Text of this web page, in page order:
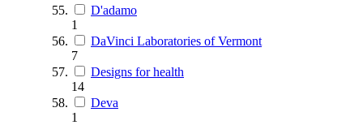
D'adamo
1
DaVinci Laboratories of Vermont
7
Designs for health
14
Deva
1